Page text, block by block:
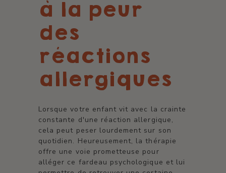
à la peur
des
réactions
allergiques
Lorsque votre enfant vit avec la crainte
constante d'une réaction allergique,
cela peut peser lourdement sur son
quotidien. Heureusement, la thérapie
offre une voie prometteuse pour
alléger ce fardeau psychologique et lui